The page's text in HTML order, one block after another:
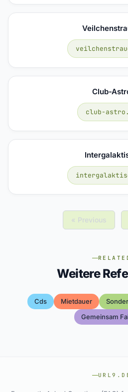
Club-
club-
« Previous
Weitere
Cds Mietdauer
Gemeinsam